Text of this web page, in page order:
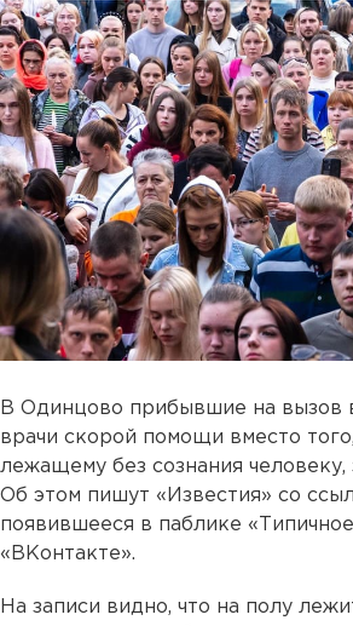
В Одинцово прибывшие на вызов
врачи скорой помощи вместо
лежащему без сознания человеку,
Об этом пишут «Известия» со
появившееся в паблике
«ВКонтакте».
На записи видно, что на полу